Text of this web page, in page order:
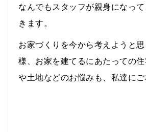
なんでもスタッフが親身になっ
きます。
お家づくりを今から考えようと
様、 お家を建てるにあたっての
や土地などのお悩みも、私達にご